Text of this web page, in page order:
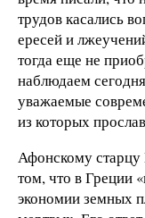
трудов касались
ересей и
тогда еще не
наблюдаем
уважаемые
из которых
Афонскому старцу
том, что в Греции
экономии земных